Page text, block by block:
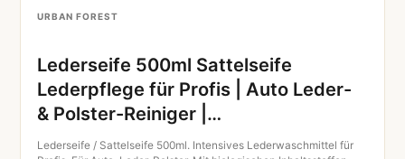
URBAN FOREST
Lederseife 500ml Sattelseife
Lederpflege für Profis | Auto Leder-
& Polster-Reiniger |…
Lederseife / Sattelseife 500ml. Intensives Lederwaschmittel für